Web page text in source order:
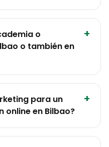
o
o también en
+
para un
en Bilbao?
+